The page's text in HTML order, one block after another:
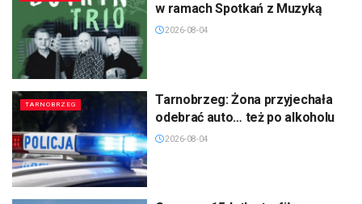
w ramach Spotkań z Muzyką
2026-08-04
TARNOBRZEG
Tarnobrzeg: Żona przyjechała
odebrać auto… też po alkoholu
2026-08-04